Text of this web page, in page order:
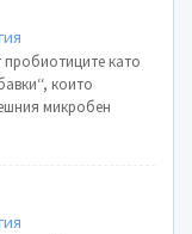
като
микробен